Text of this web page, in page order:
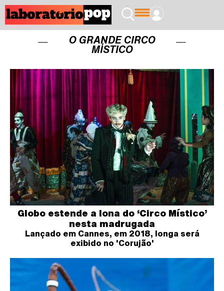
O GRANDE CIRCO
MÍSTICO
Globo estende a lona do ‘Circo Místico’
nesta madrugada
Lançado em Cannes, em 2018, longa será
exibido no 'Corujão'